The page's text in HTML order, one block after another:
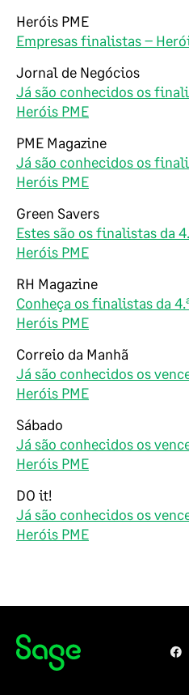
Heróis PME
Empresas finalistas –
Jornal de Negócios
Já são conhecidos os
Heróis PME
PME Magazine
Já são conhecidos os
Heróis PME
Green Savers
Estes são os finalistas da
Heróis PME
RH Magazine
Conheça os finalistas da
Heróis PME
Correio da Manhã
Já são conhecidos os
Heróis PME
Sábado
Já são conhecidos os
Heróis PME
DO it!
Já são conhecidos os
Heróis PME